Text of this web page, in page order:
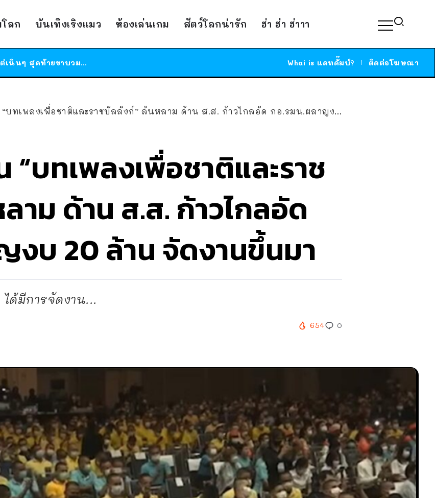
ลก บันเทิงเริงแมว ห้องเล่นเกม สัตว์โลกน่ารัก ฮ่า ฮ่า ฮ่าาา
ร้านอาหารในนิวยอร์กประกาศปิดตัวลง หลังอยู่มานานกว่า 45 ปี ติดป้ายขอบคุณลูกค้าทุกคน แถมสูตรทำไวท์ซอสให้แบบจัดเต็ม
ได้เวลาเด็กหนวดรวมตัว RF Online Next เปิดให้เล่นแล้ว เกม Sci-Fi MMORPG ระดับตำนาน เล่นได้ทั้งมือถือและ PC Whai is แคทดั๊มบ์? ติดต่อโฆษณา
พลงเพื่อชาติและราชบัลลังก์” ล้นหลาม ด้าน ส.ส. ก้าวไกลอัด กอ.รมน.ผลาญงบ 20 ล้าน จัดงานขึ้นมา
“บทเพลงเพื่อชาติและราช
าม ด้าน ส.ส. ก้าวไกลอัด
งบ 20 ล้าน จัดงานขึ้นมา
ด้มีการจัดงาน...
654 0